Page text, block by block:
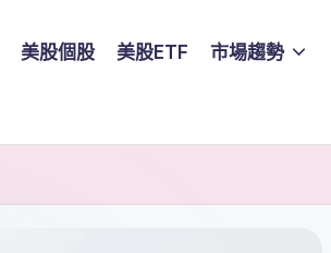
美股個股 美股ETF 市場趨勢